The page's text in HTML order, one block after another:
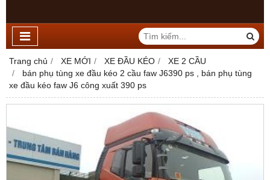
Trang chủ XE MỚI XE ĐẦU KÉO
XE 2 CẦU
bán phụ tùng xe đầu kéo 2 cầu faw J6390 ps , bán phụ tùng
xe đầu kéo faw J6 công xuất 390 ps